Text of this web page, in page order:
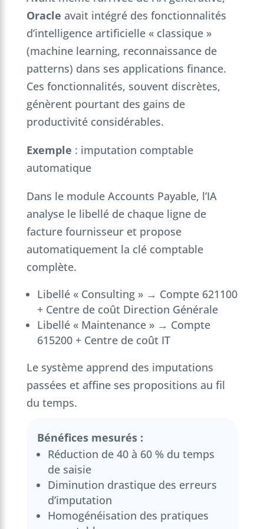
Oracle avait intégré des fonctionnalités
d’intelligence artificielle « classique »
(machine learning, reconnaissance de
patterns) dans ses applications finance.
Ces fonctionnalités, souvent discrètes,
génèrent pourtant des gains de
productivité considérables.
Exemple : imputation comptable
automatique
Dans le module Accounts Payable, l’IA
analyse le libellé de chaque ligne de
facture fournisseur et propose
automatiquement la clé comptable
complète.
Libellé « Consulting » → Compte 621100
+ Centre de coût Direction Générale
Libellé « Maintenance » → Compte
615200 + Centre de coût IT
Le système apprend des imputations
passées et affine ses propositions au fil
du temps.
Bénéfices mesurés :
Réduction de 40 à 60 % du temps
de saisie
Diminution drastique des erreurs
d’imputation
Homogénéisation des pratiques